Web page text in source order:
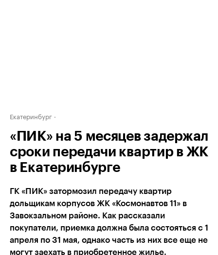
Екатеринбург
«ПИК» на 5 месяцев задержал
сроки передачи квартир в ЖК
в Екатеринбурге
ГК «ПИК» затормозил передачу квартир
дольщикам корпусов ЖК «Космонавтов 11» в
Завокзальном районе. Как рассказали
покупатели, приемка должна была состояться с 1
апреля по 31 мая, однако часть из них все еще не
могут заехать в приобретенное жилье.